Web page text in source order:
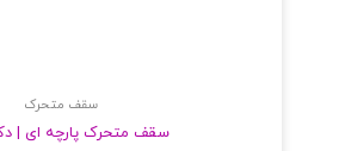
سقف متحرک
سقف متحرک پارچه‌ ای | دکوپارت1